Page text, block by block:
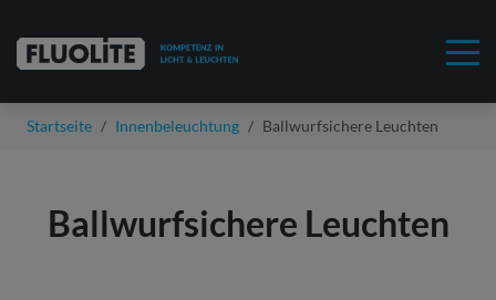
Startseite Innenbeleuchtung Ballwurfsichere Leuchten
Ballwurfsichere Leuchten